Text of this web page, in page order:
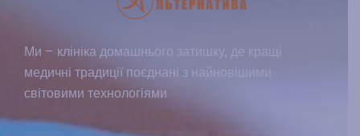
Ми – клініка домашнього затишку, де кращі
медичні традиції поєднані з найновішими
світовими технологіями